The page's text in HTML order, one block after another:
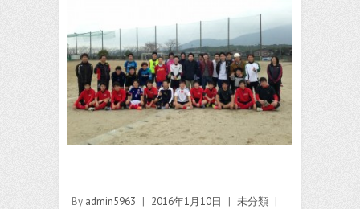
By admin5963 | 2016年1月10日 | 未分類 |